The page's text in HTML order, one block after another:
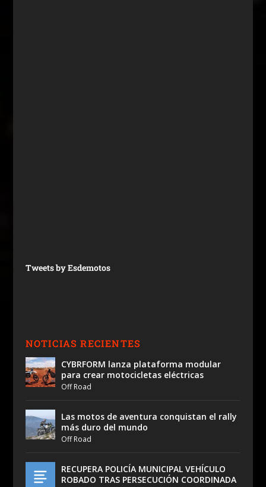
Tweets by Esdemotos
NOTICIAS RECIENTES
CYBRFORM lanza plataforma modular
para crear motocicletas eléctricas
Off Road
Las motos de aventura conquistan el rally
más duro del mundo
Off Road
RECUPERA POLICÍA MUNICIPAL VEHÍCULO
ROBADO TRAS PERSECUCIÓN COORDINADA